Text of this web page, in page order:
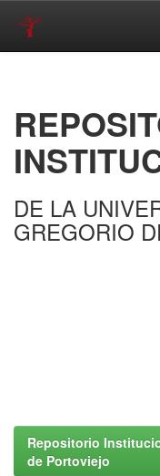
DE LA
GREGORIO
Repositorio
de Portoviejo